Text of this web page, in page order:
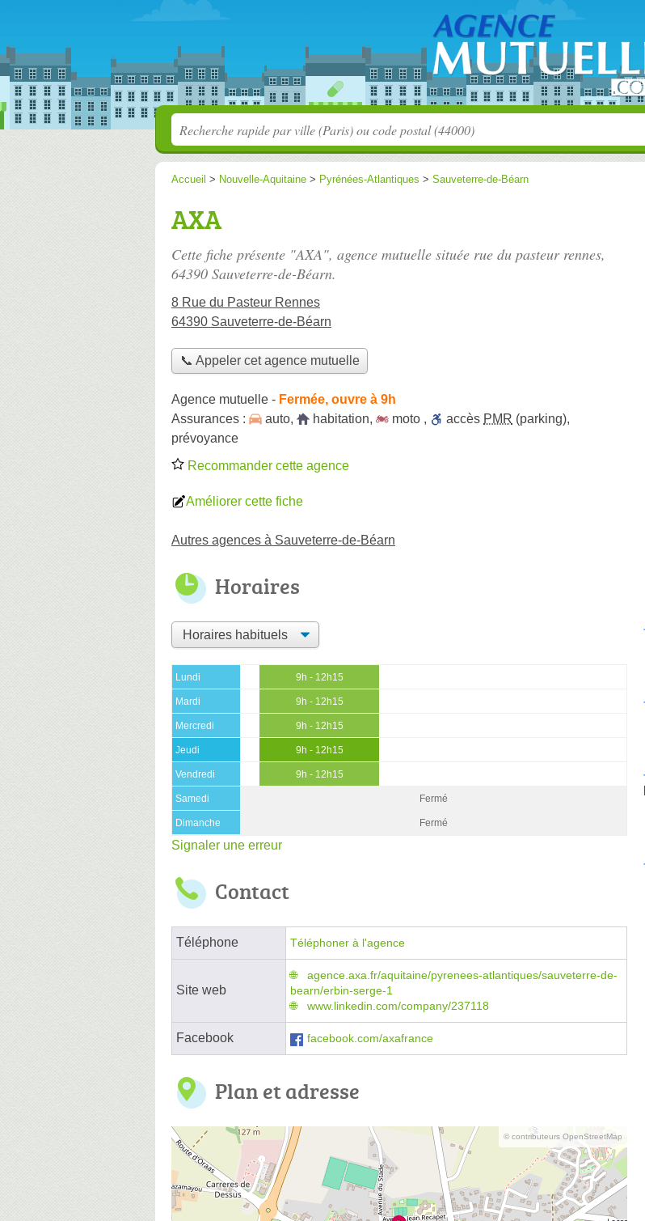
Accueil > Nouvelle-Aquitaine > Pyrénées-Atlantiques > Sauveterre-de-Béarn
AXA
Cette fiche présente "AXA", agence mutuelle située rue du pasteur rennes,
64390 Sauveterre-de-Béarn.
8 Rue du Pasteur Rennes
64390 Sauveterre-de-Béarn
📞 Appeler cet agence mutuelle
Agence mutuelle - Fermée, ouvre à 9h
Assurances :
auto, habitation, moto , accès PMR (parking),
prévoyance
Recommander cette agence
Améliorer cette fiche
Autres agences à Sauveterre-de-Béarn
Horaires
Lundi 9h - 12h15
Mardi 9h - 12h15
Mercredi 9h - 12h15
Jeudi 9h - 12h15
Vendredi 9h - 12h15
Samedi Fermé
Dimanche Fermé
Signaler une erreur
Contact
Téléphone Téléphoner à l'agence
Site web
agence.axa.fr/aquitaine/pyrenees-atlantiques/sauveterre-de-
bearn/erbin-serge-1
www.linkedin.com/company/237118
Facebook facebook.com/axafrance
Plan et adresse
© contributeurs OpenStreetMap